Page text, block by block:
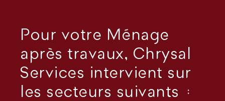
Pour votre Ménage
après travaux, Chrysal
Services intervient sur
les secteurs suivants :